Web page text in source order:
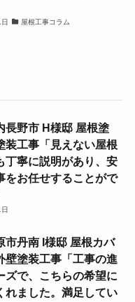
屋根工事コラム
長野市 H様邸 屋根塗
装工事「見えない屋根
丁寧に説明があり、安
をお任せすることがで
市丹南 I様邸 屋根カバ
壁塗装工事「工事の進
ズで、こちらの希望に
れました。満足してい